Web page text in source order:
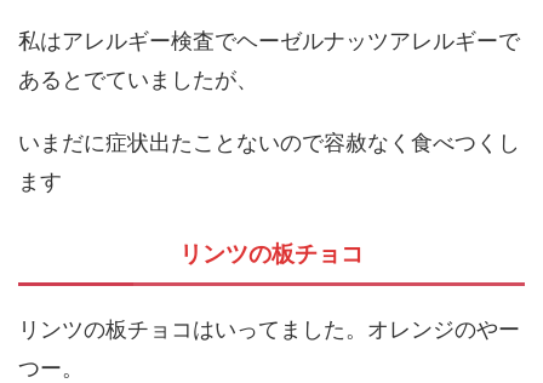
私はアレルギー検査でヘーゼルナッツアレルギーで
あるとでていましたが、
いまだに症状出たことないので容赦なく食べつくし
ます
リンツの板チョコ
リンツの板チョコはいってました。オレンジのやー
つー。